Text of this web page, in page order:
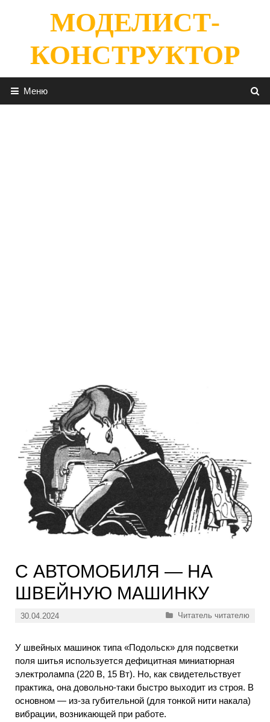
содержимомуМОДЕЛИСТ-
КОНСТРУКТОР
Меню
С АВТОМОБИЛЯ — НА
ШВЕЙНУЮ МАШИНКУ
30.04.2024 Рубрики
Читатель читателю
У швейных машинок типа «Подольск» для подсветки
поля шитья используется дефицитная миниатюрная
электролампа (220 В, 15 Вт). Но, как свидетельствует
практика, она довольно-таки быстро выходит из строя. В
основном — из-за губительной (для тонкой нити накала)
вибрации, возникающей при работе.